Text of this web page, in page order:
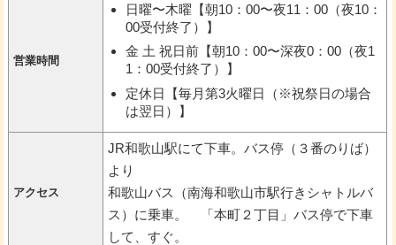
営業時間
日曜〜木曜【朝10：00〜夜11：00（夜10：
00受付終了）】
金 土 祝日前【朝10：00〜深夜0：00（夜1
1：00受付終了）】
定休日【毎月第3火曜日（※祝祭日の場合
は翌日）】
アクセス
JR和歌山駅にて下車。バス停（３番のりば）
より
和歌山バス（南海和歌山市駅行きシャトルバ
ス）に乗車。 「本町２丁目」バス停で下車
して、すぐ。